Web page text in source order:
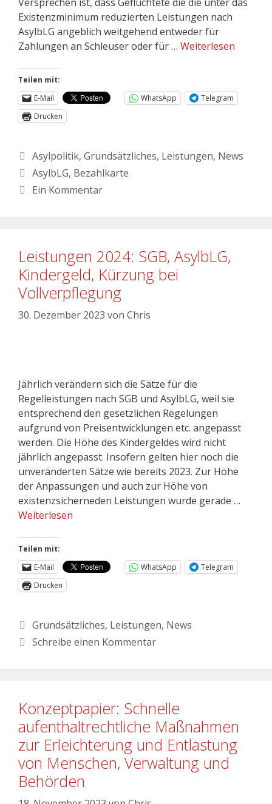
Existenzminimum reduzierten Leistungen nach
AsylbLG angeblich weitgehend entweder für
Zahlungen an Schleuser oder für … Weiterlesen
Teilen mit:
E-Mail
WhatsApp
Telegram
Drucken
Asylpolitik, Grundsätzliches, Leistungen, News
AsylbLG, Bezahlkarte
Ein Kommentar
Leistungen 2024: SGB, AsylbLG,
Kindergeld, Kürzung bei
Vollverpflegung
30. Dezember 2023 von Chris
Jährlich verändern sich die Sätze für die
Regelleistungen nach SGB und AsylbLG, weil sie
entsprechend den gesetzlichen Regelungen
aufgrund von Preisentwicklungen etc. angepasst
werden. Die Höhe des Kindergeldes wird nicht
jährlich angepasst. Insofern gelten hier noch die
unveränderten Sätze wie bereits 2023. Zur Höhe
der Anpassungen und auch zur Höhe von
existenzsicherneden Leistungen wurde gerade …
Weiterlesen
Teilen mit:
E-Mail
WhatsApp
Telegram
Drucken
Grundsätzliches, Leistungen, News
Schreibe einen Kommentar
Konzeptpapier: Schnelle
aufenthaltrechtliche Maßnahmen
zur Erleichterung und Entlastung
von Menschen, Verwaltung und
Behörden